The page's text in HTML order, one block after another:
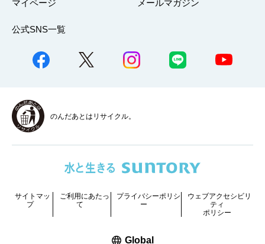
マイページ メールマガジン
公式SNS一覧
のんだあとはリサイクル。
サイトマッ
プ
ご利用にあたっ
て
プライバシーポリシ
ー
ウェブアクセシビリ
ティ
ポリシー
Global新しいウィンドウで開く